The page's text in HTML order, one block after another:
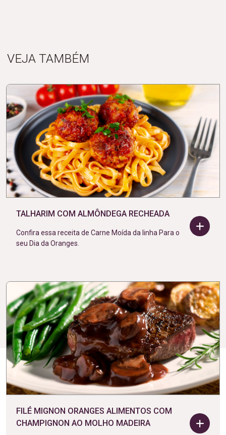
VEJA TAMBÉM
TALHARIM COM ALMÔNDEGA RECHEADA
Confira essa receita de Carne Moída da linha Para o
seu Dia da Oranges.
FILÉ MIGNON ORANGES ALIMENTOS COM
CHAMPIGNON AO MOLHO MADEIRA